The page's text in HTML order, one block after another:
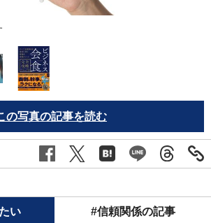
の写真の記事を読む
い #信頼関係の記事